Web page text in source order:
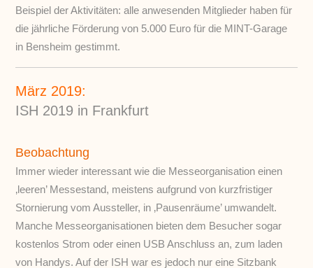
Beispiel der Aktivitäten: alle anwesenden Mitglieder haben für
die jährliche Förderung von 5.000 Euro für die MINT-Garage
in Bensheim gestimmt.
März 2019:
ISH 2019 in Frankfurt
Beobachtung
Immer wieder interessant wie die Messeorganisation einen
‚leeren’ Messestand, meistens aufgrund von kurzfristiger
Stornierung vom Aussteller, in ‚Pausenräume’ umwandelt.
Manche Messeorganisationen bieten dem Besucher sogar
kostenlos Strom oder einen USB Anschluss an, zum laden
von Handys. Auf der ISH war es jedoch nur eine Sitzbank